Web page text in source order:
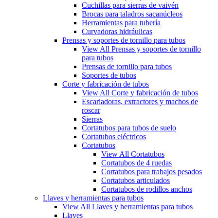
Cuchillas para sierras de vaivén
Brocas para taladros sacanúcleos
Herramientas para tubería
Curvadoras hidráulicas
Prensas y soportes de tornillo para tubos
View All Prensas y soportes de tornillo
para tubos
Prensas de tornillo para tubos
Soportes de tubos
Corte y fabricación de tubos
View All Corte y fabricación de tubos
Escariadoras, extractores y machos de
roscar
Sierras
Cortatubos para tubos de suelo
Cortatubos eléctricos
Cortatubos
View All Cortatubos
Cortatubos de 4 ruedas
Cortatubos para trabajos pesados
Cortatubos articulados
Cortatubos de rodillos anchos
Llaves y herramientas para tubos
View All Llaves y herramientas para tubos
Llaves